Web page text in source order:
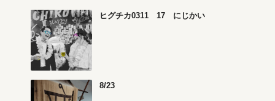
ヒグチカ0311 17 にじかい
8/23